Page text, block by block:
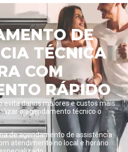
DE
TÉCNICA
COM
RÁPIDO
evita danos maiores e custos mais
o agendamento técnico o
deagendamento de assistência
atendimento no local e horário